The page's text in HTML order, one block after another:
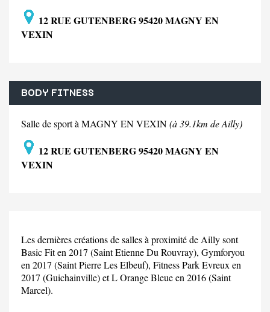
12 RUE GUTENBERG 95420 MAGNY EN
VEXIN
BODY FITNESS
Salle de sport à MAGNY EN VEXIN(à 39.1km de Ailly)
12 RUE GUTENBERG 95420 MAGNY EN
VEXIN
Les dernières créations de salles à proximité de Ailly sont
Basic Fit en 2017 (Saint Etienne Du Rouvray), Gymforyou
en 2017 (Saint Pierre Les Elbeuf), Fitness Park Evreux en
2017 (Guichainville) et L Orange Bleue en 2016 (Saint
Marcel).